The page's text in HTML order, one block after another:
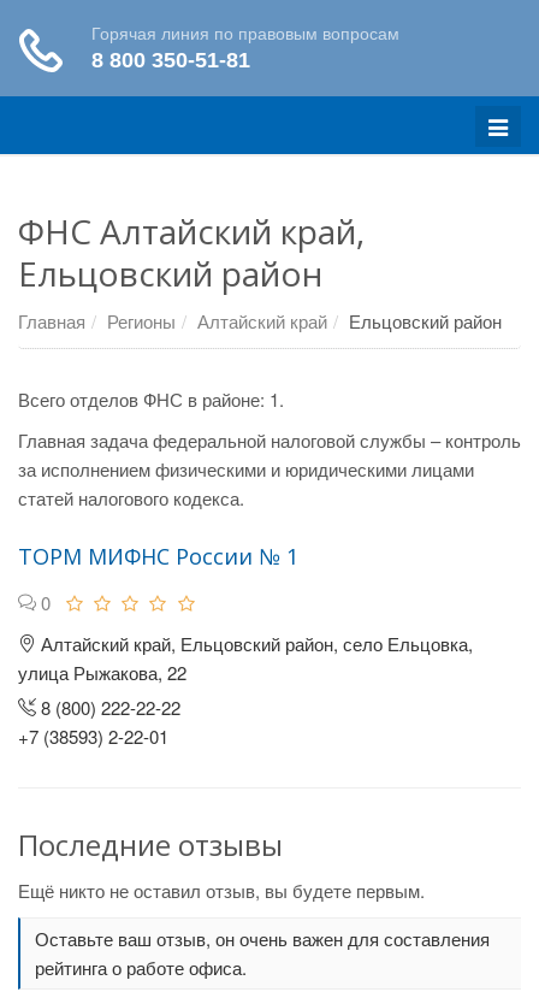
Меню
ФНС Алтайский край,
Ельцовский район
Главная Регионы Алтайский край Ельцовский район
Всего отделов ФНС в районе: 1.
Главная задача федеральной налоговой службы – контроль
за исполнением физическими и юридическими лицами
статей налогового кодекса.
ТОРМ МИФНС России № 1
0
Алтайский край, Ельцовский район, село Ельцовка,
улица Рыжакова, 22
8 (800) 222-22-22
+7 (38593) 2-22-01
Последние отзывы
Ещё никто не оставил отзыв, вы будете первым.
Оставьте ваш отзыв, он очень важен для составления
рейтинга о работе офиса.